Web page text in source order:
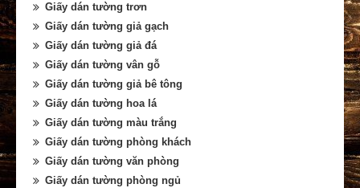
Giấy dán tường trơn
Giấy dán tường giả gạch
Giấy dán tường giả đá
Giấy dán tường vân gỗ
Giấy dán tường giả bê tông
Giấy dán tường hoa lá
Giấy dán tường màu trắng
Giấy dán tường phòng khách
Giấy dán tường văn phòng
Giấy dán tường phòng ngủ